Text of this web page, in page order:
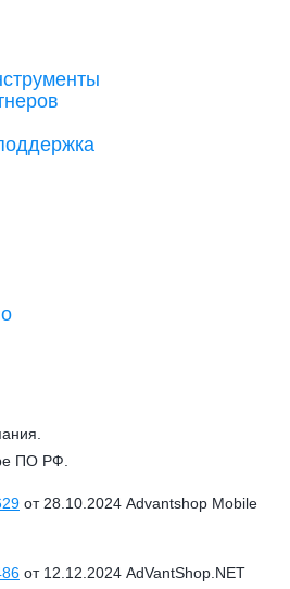
ПО РФ.
от 28.10.2024 Advantshop Mobile
от 12.12.2024 AdVantShop.NET